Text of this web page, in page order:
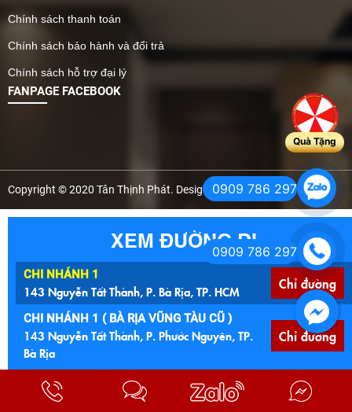
Chính sách thanh toán
Chính sách bảo hành và đổi trả
Chính sách hỗ trợ đại lý
FANPAGE FACEBOOK
Copyright © 2020 Tân Thịnh Phát. Design by Nina Co, Ltd
XEM ĐƯỜNG ĐI
CHI NHÁNH 1
143 Nguyễn Tất Thành, P. Bà Rịa, TP. HCM Chỉ đường
CHI NHÁNH 1 ( BÀ RỊA VŨNG TÀU CŨ )
143 Nguyễn Tất Thành, P. Phước Nguyên, TP.
Bà Rịa
Chỉ đường
CHI NHÁNH 4
QL 44A, Ấp An Thạnh, Xã Long Điền, TP. HCM Chỉ đường
Quà Tặng
0909 786 297
0909 786 297